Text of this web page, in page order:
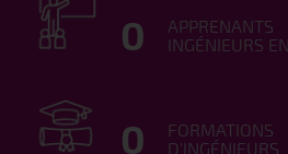
0
APPRENANTS
INGÉNIEURS
0
FORMATIONS
D'INGÉNIEURS